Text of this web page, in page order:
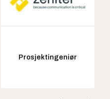
Prosjektingeniør